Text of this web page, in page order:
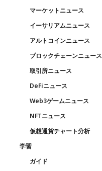
マーケットニュース
イーサリアムニュース
アルトコインニュース
ブロックチェーンニュース
取引所ニュース
DeFiニュース
Web3ゲームニュース
NFTニュース
仮想通貨チャート分析
学習
ガイド